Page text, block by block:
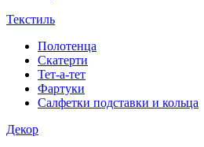
Текстиль
Полотенца
Скатерти
Тет-а-тет
Фартуки
Салфетки подставки и кольца
Декор